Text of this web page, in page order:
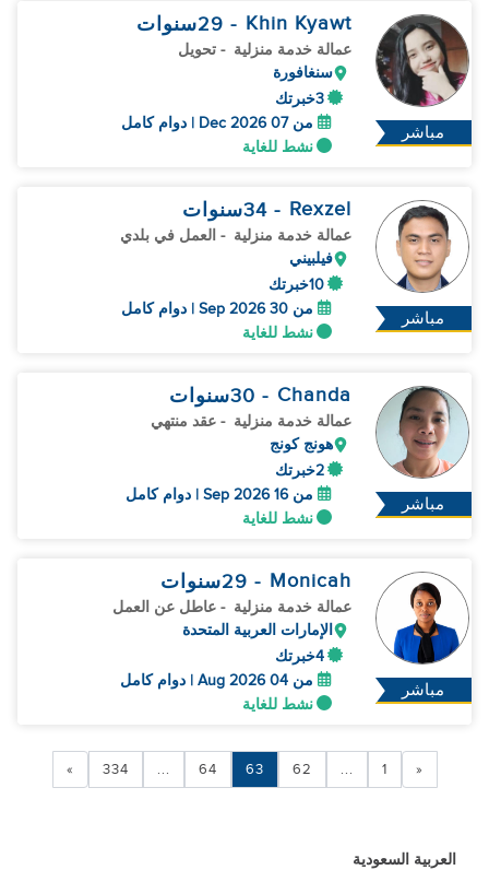
مباشر
Khin Kyawt
- 29 سنوات
عمالة خدمة منزلية - تحويل
سنغافورة
3خبرتك
من 07 Dec 2026 | دوام كامل
نشط للغاية
مباشر
Rexzel
- 34 سنوات
عمالة خدمة منزلية - العمل في بلدي
فيلبيني
10خبرتك
من 30 Sep 2026 | دوام كامل
نشط للغاية
مباشر
Chanda
- 30 سنوات
عمالة خدمة منزلية - عقد منتهي
هونج كونج
2خبرتك
من 16 Sep 2026 | دوام كامل
نشط للغاية
مباشر
Monicah
- 29 سنوات
عمالة خدمة منزلية - عاطل عن العمل
الإمارات العربية المتحدة
4خبرتك
من 04 Aug 2026 | دوام كامل
نشط للغاية
«
1
...
62
63
64
...
334
»
العربية السعودية